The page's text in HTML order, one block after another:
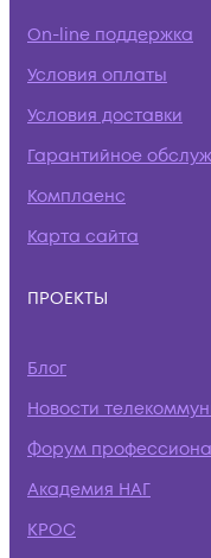
On-line поддержка
Условия оплаты
Условия доставки
Гарантийное
Комплаенс
Карта сайта
ПРОЕКТЫ
Блог
Новости
Форум
Академия НАГ
КРОС